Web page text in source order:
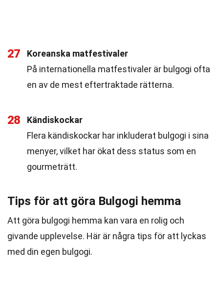
27
Koreanska matfestivaler
På internationella matfestivaler är bulgogi ofta
en av de mest eftertraktade rätterna.
28
Kändiskockar
Flera kändiskockar har inkluderat bulgogi i sina
menyer, vilket har ökat dess status som en
gourmeträtt.
Tips för att göra Bulgogi hemma
Att göra bulgogi hemma kan vara en rolig och
givande upplevelse. Här är några tips för att lyckas
med din egen bulgogi.